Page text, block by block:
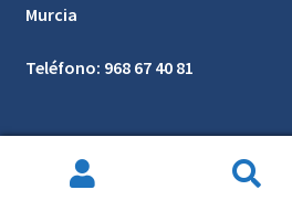
Murcia
Teléfono: 968 67 40 81
Búsqueda